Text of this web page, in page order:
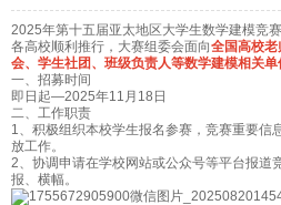
2025年第十五届亚太地区大学生数学建模竞
各高校顺利推行，大赛组委会面向全国高校
会、学生社团、班级负责人等数学建模相关单
一、招募时间
即日起—2025年11月18日
二、工作职责
1、积极组织本校学生报名参赛，竞赛重要信
放工作。
2、协调申请在学校网站或公众号等平台报道
报、横幅。